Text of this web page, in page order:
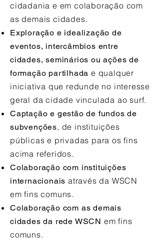
cidadania e em colaboração com
as demais cidades.
Exploração e idealização de
eventos, intercâmbios entre
cidades, seminários ou ações de
formação partilhada e qualquer
iniciativa que redunde no interesse
geral da cidade vinculada ao surf.
Captação e gestão de fundos de
subvenções, de instituições
públicas e privadas para os fins
acima referidos.
Colaboração com instituições
internacionais através da WSCN
em fins comuns.
Colaboração com as demais
cidades da rede WSCN em fins
comuns.